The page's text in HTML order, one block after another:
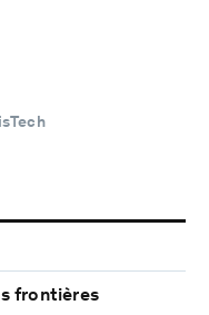
frontières